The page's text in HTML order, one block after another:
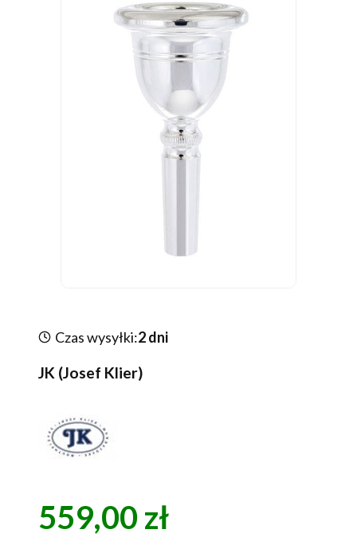
Czas wysyłki:2 dni
JK (Josef Klier)
Cena
559,00 zł